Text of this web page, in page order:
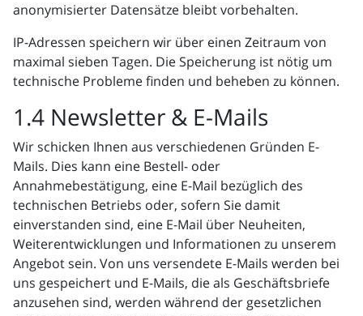
anonymisierter Datensätze bleibt vorbehalten.
IP-Adressen speichern wir über einen Zeitraum von
maximal sieben Tagen. Die Speicherung ist nötig um
technische Probleme finden und beheben zu können.
1.4 Newsletter & E-Mails
Wir schicken Ihnen aus verschiedenen Gründen E-
Mails. Dies kann eine Bestell- oder
Annahmebestätigung, eine E-Mail bezüglich des
technischen Betriebs oder, sofern Sie damit
einverstanden sind, eine E-Mail über Neuheiten,
Weiterentwicklungen und Informationen zu unserem
Angebot sein. Von uns versendete E-Mails werden bei
uns gespeichert und E-Mails, die als Geschäftsbriefe
anzusehen sind, werden während der gesetzlichen